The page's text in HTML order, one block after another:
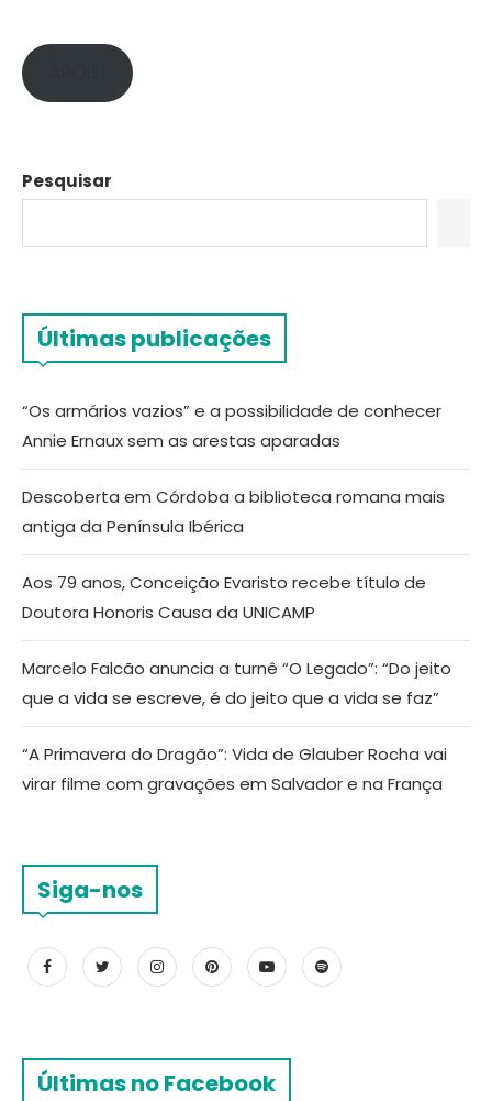
Pesquisar
Últimas publicações
“Os armários vazios” e a possibilidade de conhecer
Annie Ernaux sem as arestas aparadas
Descoberta em Córdoba a biblioteca romana mais
antiga da Península Ibérica
Aos 79 anos, Conceição Evaristo recebe título de
Doutora Honoris Causa da UNICAMP
Marcelo Falcão anuncia a turnê “O Legado”: “Do jeito
que a vida se escreve, é do jeito que a vida se faz”
“A Primavera do Dragão”: Vida de Glauber Rocha vai
virar filme com gravações em Salvador e na França
Siga-nos
Últimas no Facebook